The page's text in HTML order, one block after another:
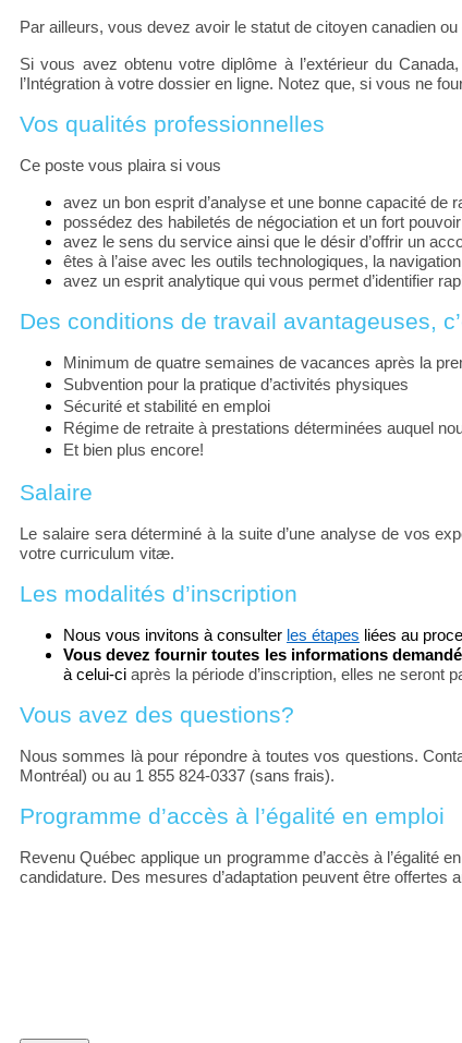
Par ailleurs, vous devez avoir le statut de citoyen canadien
Si vous avez obtenu votre diplôme à l’extérieur du
l’Intégration à votre dossier en ligne. Notez que, si vous ne
Vos qualités professionnelles
Ce poste vous plaira si vous
avez un bon esprit d’analyse et une bonne capacité de
possédez des habiletés de négociation et un fort
avez le sens du service ainsi que le désir d’offrir un
êtes à l’aise avec les outils technologiques, la navigation
avez un esprit analytique qui vous permet d’identifier
Des conditions de travail avantageuses,
Minimum de quatre semaines de vacances après la
Subvention pour la pratique d’activités physiques
Sécurité et stabilité en emploi
Régime de retraite à prestations déterminées auquel
Et bien plus encore!
Salaire
Le salaire sera déterminé à la suite d’une analyse de vos
votre curriculum vitæ.
Les modalités d’inscription
Nous vous invitons à consulter les étapes liées au
Vous devez fournir toutes les informations
à celui-ci après la période d’inscription, elles ne seront
Vous avez des questions?
Nous sommes là pour répondre à toutes vos questions.
Montréal) ou au 1 855 824-0337 (sans frais).
Programme d’accès à l’égalité en emploi
Revenu Québec applique un programme d’accès à
candidature. Des mesures d’adaptation peuvent être